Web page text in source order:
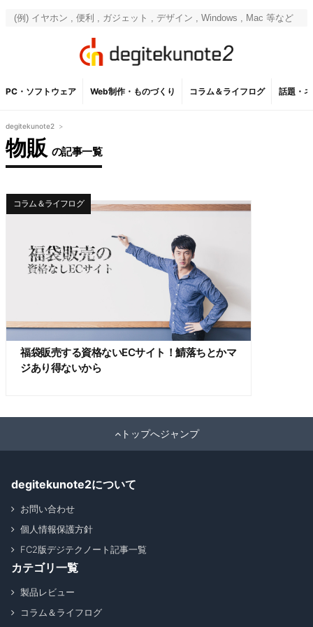
PC・ソフトウェア Web制作・ものづくり コラム＆ライフログ 話題・
degitekunote2 >
物販 の記事一覧
福袋販売する資格ないECサイト！鯖落ちとかマ
ジあり得ないから
コラム＆ライフログ
トップへジャンプ
degitekunote2について
お問い合わせ
個人情報保護方針
FC2版デジテクノート記事一覧
カテゴリ一覧
製品レビュー
コラム＆ライフログ